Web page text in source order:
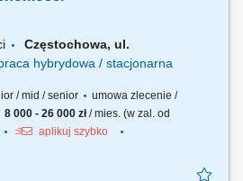
za powierzone Ci obiekty na
Sieć kontaktów i...
Częstochowa, ul.
hybrydowa / stacjonarna
/ mid / senior
umowa zlecenie /
8 000 - 26 000 zł/ mies. (w zal. od
aplikuj szybko